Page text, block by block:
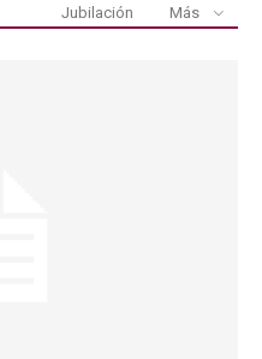
Jubilación Más